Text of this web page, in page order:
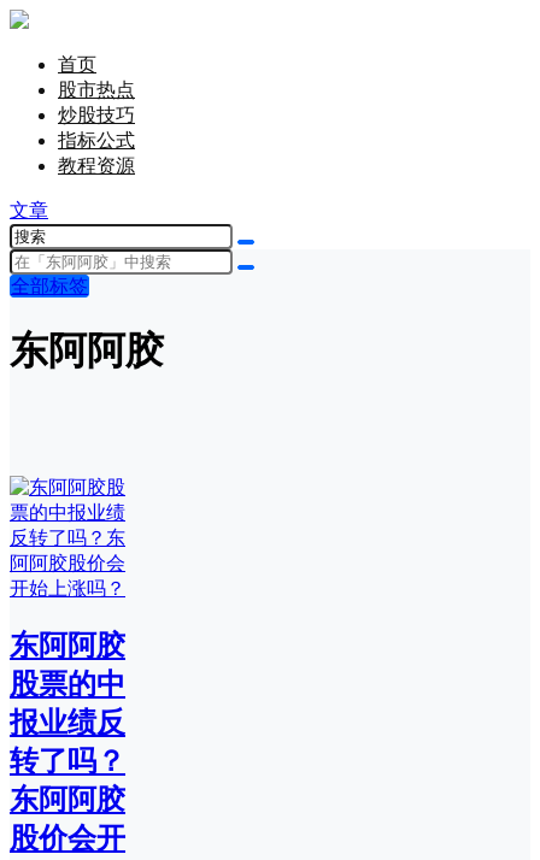
首页
股市热点
炒股技巧
指标公式
教程资源
文章
全部标签
东阿阿胶
东阿阿胶
股票的中
报业绩反
转了吗？
东阿阿胶
股价会开